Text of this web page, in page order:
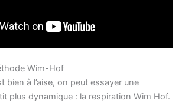
Wim-Hof
bien à l’aise, on peut essayer une
plus dynamique : la respiration Wim Hof.